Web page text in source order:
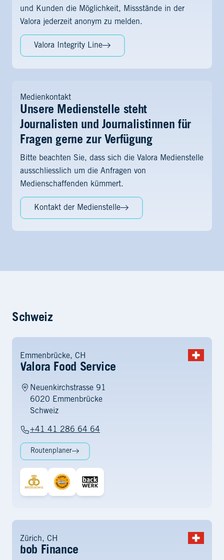
und Kunden die Möglichkeit, Missstände in der
Valora jederzeit anonym zu melden.
Valora Integrity Line
Medienkontakt
Unsere Medienstelle steht
Journalisten und Journalistinnen für
Fragen gerne zur Verfügung
Bitte beachten Sie, dass sich die Valora Medienstelle
ausschliesslich um die Anfragen von
Medienschaffenden kümmert.
Kontakt der Medienstelle
Schweiz
Emmenbrücke, CH
Valora Food Service
Neuenkirchstrasse 91
6020 Emmenbrücke
Schweiz
+41 41 286 64 64
Routenplaner
Zürich, CH
bob Finance